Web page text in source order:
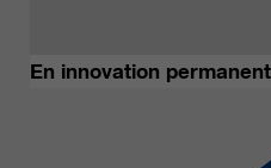
En innovation